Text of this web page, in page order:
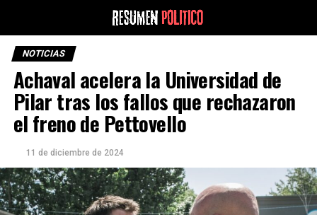
NOTICIAS
Achaval acelera la Universidad de
Pilar tras los fallos que rechazaron
el freno de Pettovello
11 de diciembre de 2024